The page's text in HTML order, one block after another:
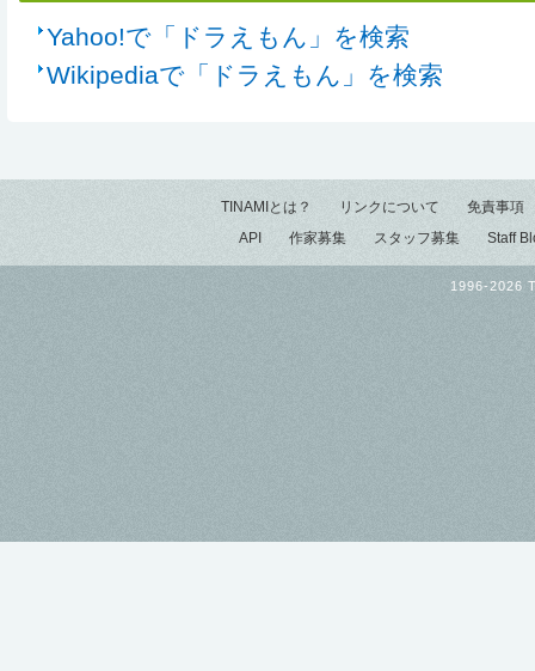
Yahoo!で「ドラえもん」を検索
Wikipediaで「ドラえもん」を検索
TINAMIとは？ リンクについて
免責事項
API
作家募集 スタッフ募集 Staff
1996-2026